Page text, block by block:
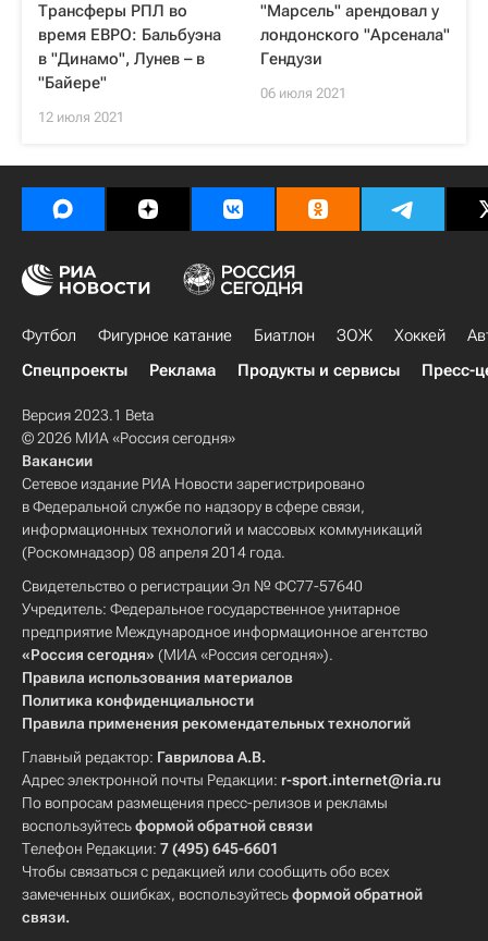
Трансферы РПЛ во
время ЕВРО: Бальбуэна
в "Динамо", Лунев – в
"Байере"
12 июля 2021
"Марсель" арендовал у
лондонского "Арсенала"
Гендузи
06 июля 2021
Футбол Фигурное катание Биатлон ЗОЖ Хоккей
Спецпроекты
Реклама Продукты и сервисы Пресс-
Версия 2023.1 Beta
© 2026 МИА «Россия сегодня»
Вакансии
Сетевое издание РИА Новости зарегистрировано
в Федеральной службе по надзору в сфере связи,
информационных технологий и массовых коммуникаций
(Роскомнадзор) 08 апреля 2014 года.
Свидетельство о регистрации Эл № ФС77-57640
Учредитель: Федеральное государственное унитарное
предприятие Международное информационное агентство
«Россия сегодня» (МИА «Россия сегодня»).
Правила использования материалов
Политика конфиденциальности
Правила применения рекомендательных технологий
Главный редактор: Гаврилова А.В.
Адрес электронной почты Редакции: r-sport.internet@ria.ru
По вопросам размещения пресс-релизов и рекламы
воспользуйтесьформой обратной связи
Телефон Редакции: 7 (495) 645-6601
Чтобы связаться с редакцией или сообщить обо всех
замеченных ошибках, воспользуйтесьформой обратной
связи.